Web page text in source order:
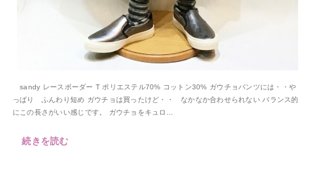
sandy レースボーダー T ポリエステル70% コットン30% ガウチョパンツには・・や
っぱり ふんわり短め ガウチョは買ったけど・・ なかなか合わせられない バランス的
にこの長さがいい感じです。 ガウチョをキュロ...
続きを読む